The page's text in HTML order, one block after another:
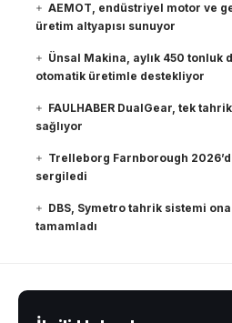
AEMOT, endüstriyel motor ve
üretim altyapısı sunuyor
Ünsal Makina, aylık 450 tonluk
otomatik üretimle destekliyor
FAULHABER DualGear, tek
sağlıyor
Trelleborg Farnborough
sergiledi
DBS, Symetro tahrik sistemi
tamamladı